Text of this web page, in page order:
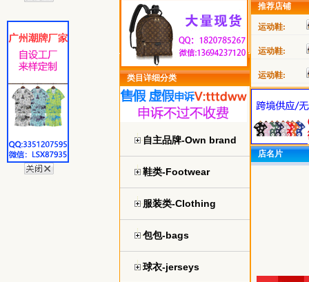
类目详细分类
自主品牌-Own brand
鞋类-Footwear
服装类-Clothing
包包-bags
球衣-jerseys
推荐店铺
运动鞋:
运动鞋:
运动鞋:
店名片